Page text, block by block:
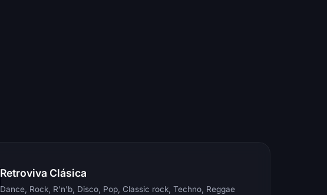
Retroviva Clásica
Dance, Rock, R'n'b, Disco, Pop, Classic rock, Techno, Reggae